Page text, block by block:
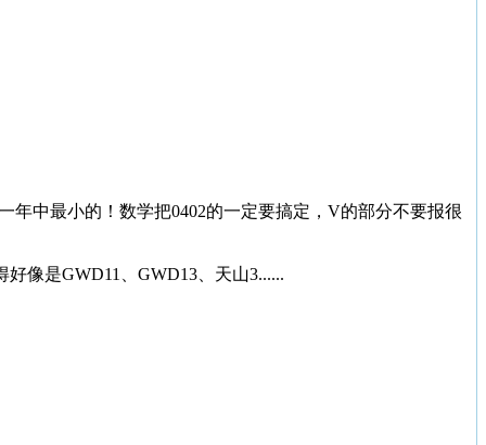
年中最小的！数学把0402的一定要搞定，V的部分不要报很
像是GWD11、GWD13、天山3......